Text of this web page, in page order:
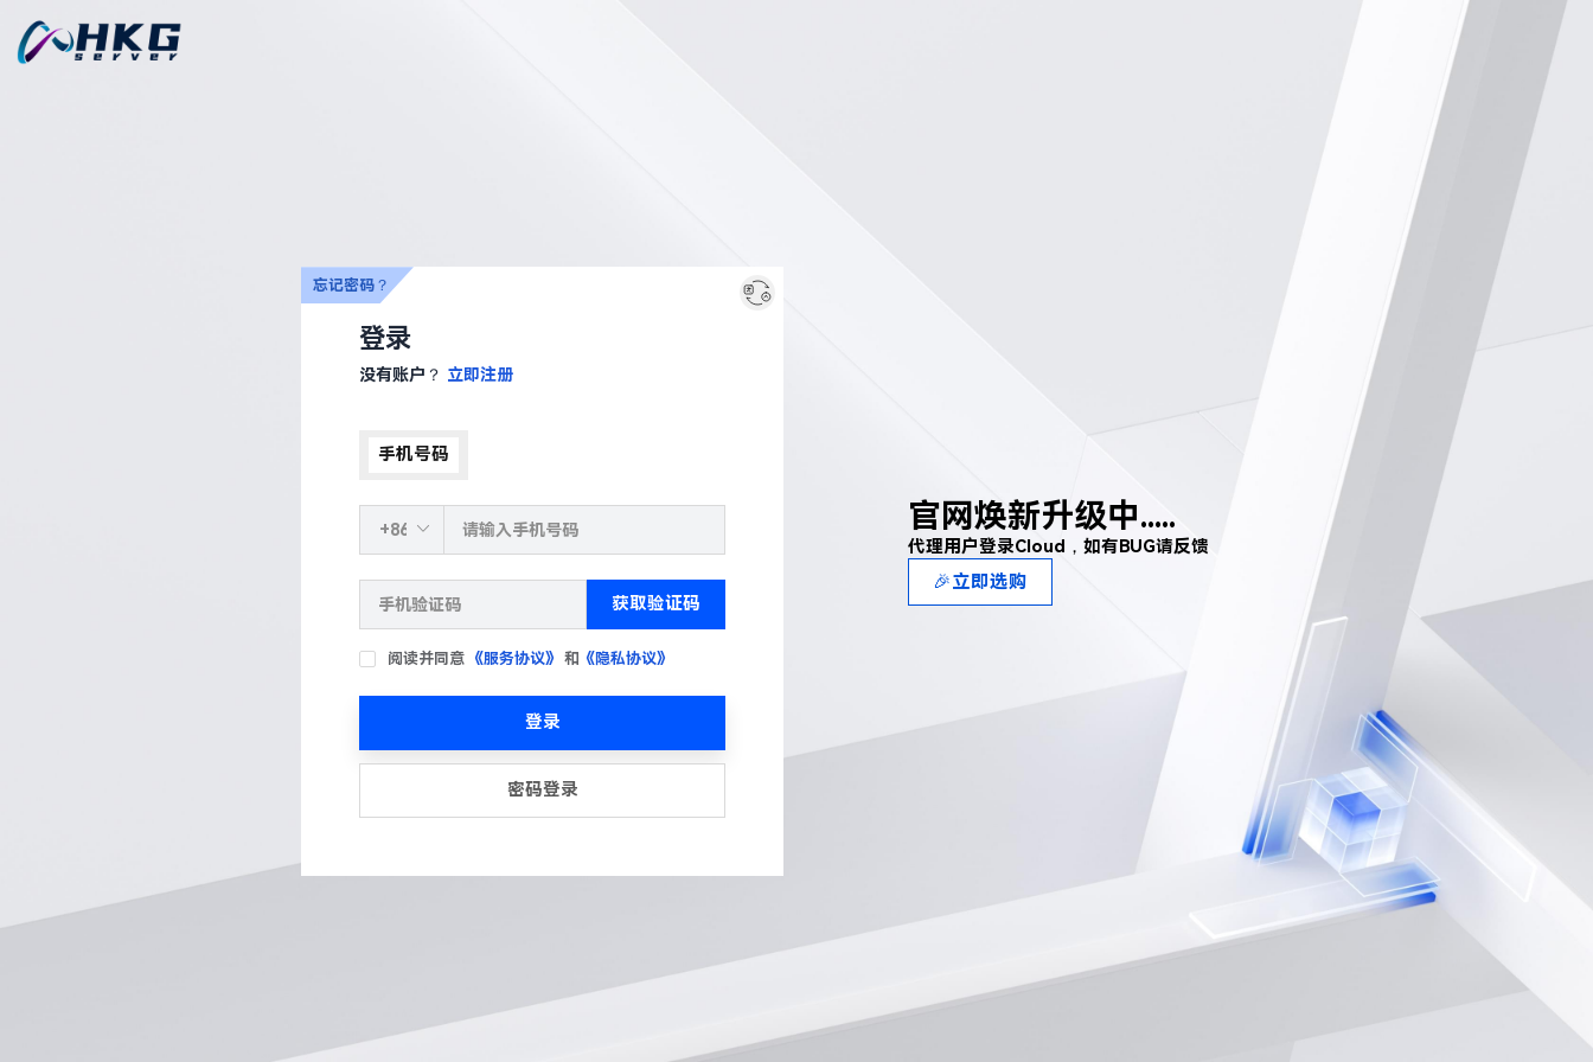
登录
没有账户？ 立即注册
手机号码
获取验证码
阅读并同意 《服务协议》 和 《隐私协议》
忘记密码？
登录
密码登录
官网焕新升级中.....
代理用户登录Cloud，如有BUG请反馈
🎉立即选购